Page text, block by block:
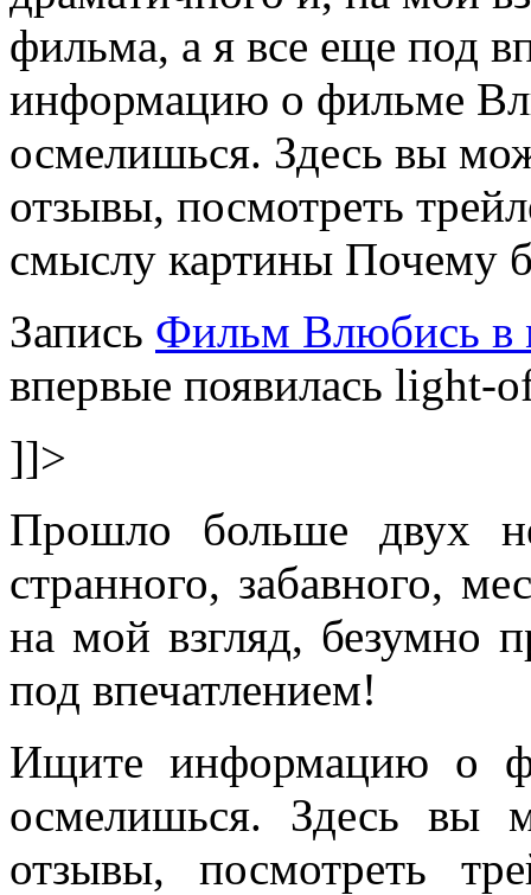
фильма, а я все еще под
информацию о фильме
осмелишься. Здесь вы
отзывы, посмотреть
смыслу картины Почему
Запись Фильм Влюбись в
впервые появилась light-
]]>
Прошло больше двух
странного, забавного,
на мой взгляд, безумно
под впечатлением!
Ищите информацию о
осмелишься. Здесь вы
отзывы, посмотреть